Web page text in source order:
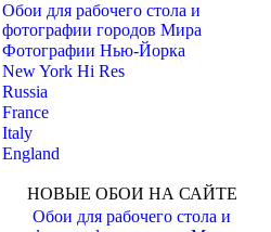
Обои для рабочего стола и
фотографии городов Мира
Фотографии Нью-Йорка
New York Hi Res
Russia
France
Italy
England
НОВЫЕ ОБОИ НА САЙТЕ
Обои для рабочего стола и